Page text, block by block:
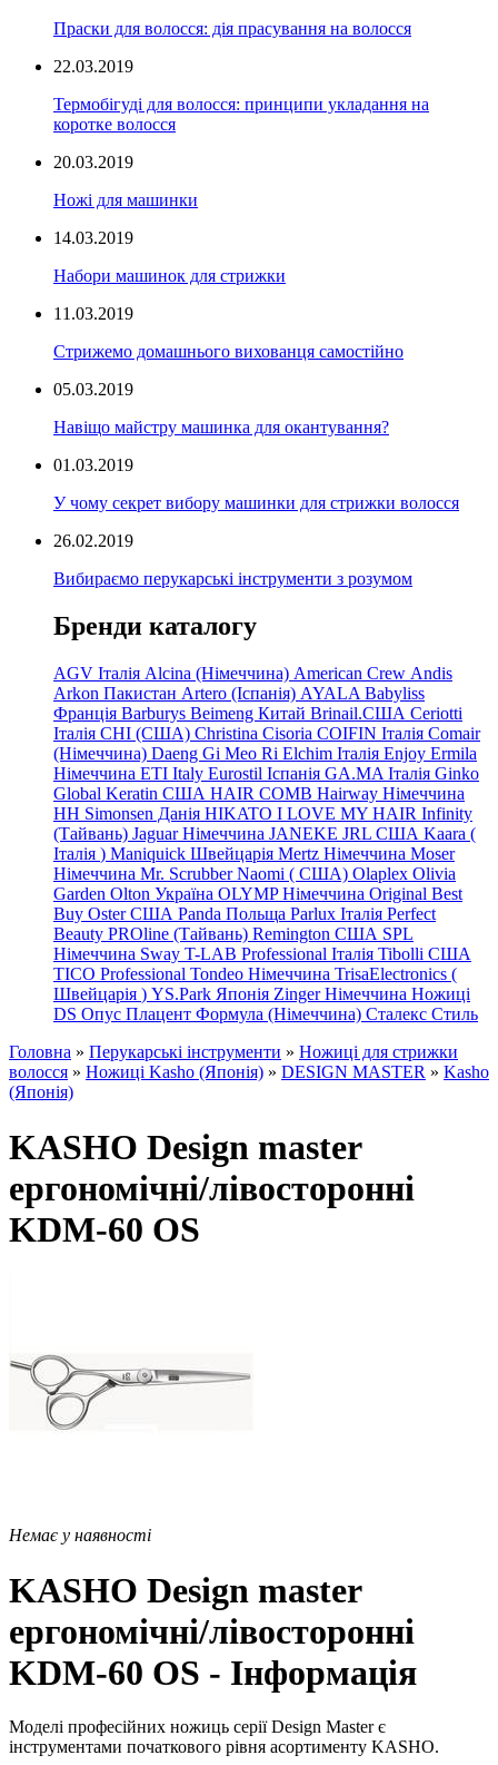
Праски для волосся: дія прасування на волосся
22.03.2019
Термобігуді для волосся: принципи укладання на
коротке волосся
20.03.2019
Ножі для машинки
14.03.2019
Набори машинок для стрижки
11.03.2019
Стрижемо домашнього вихованця самостійно
05.03.2019
Навіщо майстру машинка для окантування?
01.03.2019
У чому секрет вибору машинки для стрижки волосся
26.02.2019
Вибираємо перукарські інструменти з розумом
Бренди каталогу
AGV Італія Alcina (Німеччина) American Crew Andis
Arkon Пакистан Artero (Іспанія) AYALA Babyliss
Франція Barburys Beimeng Китай Brinail.США Ceriotti
Італія CHI (США) Christina Cisoria COIFIN Італія Comair
(Німеччина) Daeng Gi Meo Ri Elchim Італія Enjoy Ermila
Німеччина ETI Italy Eurostil Іспанія GA.MA Італія Ginko
Global Keratin США HAIR COMB Hairway Німеччина
HH Simonsen Данія HIKATO I LOVE MY HAIR Infinity
(Тайвань) Jaguar Німеччина JANEKE JRL США Kaara (
Італія ) Maniquick Швейцарія Mertz Німеччина Moser
Німеччина Mr. Scrubber Naomi ( США) Olaplex Olivia
Garden Olton Україна OLYMP Німеччина Original Best
Buy Oster США Panda Польща Parlux Італія Perfect
Beauty PROline (Тайвань) Remington США SPL
Німеччина Sway T-LAB Professional Італія Tibolli США
TICO Professional Tondeo Німеччина TrisaElectronics (
Швейцарія ) YS.Park Японія Zinger Німеччина Ножиці
DS Опус Плацент Формула (Німеччина) Сталекс Стиль
Головна » Перукарські інструменти » Ножиці для стрижки
волосся » Ножиці Kasho (Японія) » DESIGN MASTER » Kasho
(Японія)
KASHO Design master
ергономічні/лівосторонні
KDM-60 OS
Немає у наявності
KASHO Design master
ергономічні/лівосторонні
KDM-60 OS - Інформація
Моделі професійних ножиць серії Design Master є
інструментами початкового рівня асортименту KASHO.